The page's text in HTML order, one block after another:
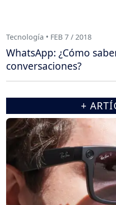
Tecnología • FEB 7 / 2018
WhatsApp: ¿Cómo
conversaciones?
+